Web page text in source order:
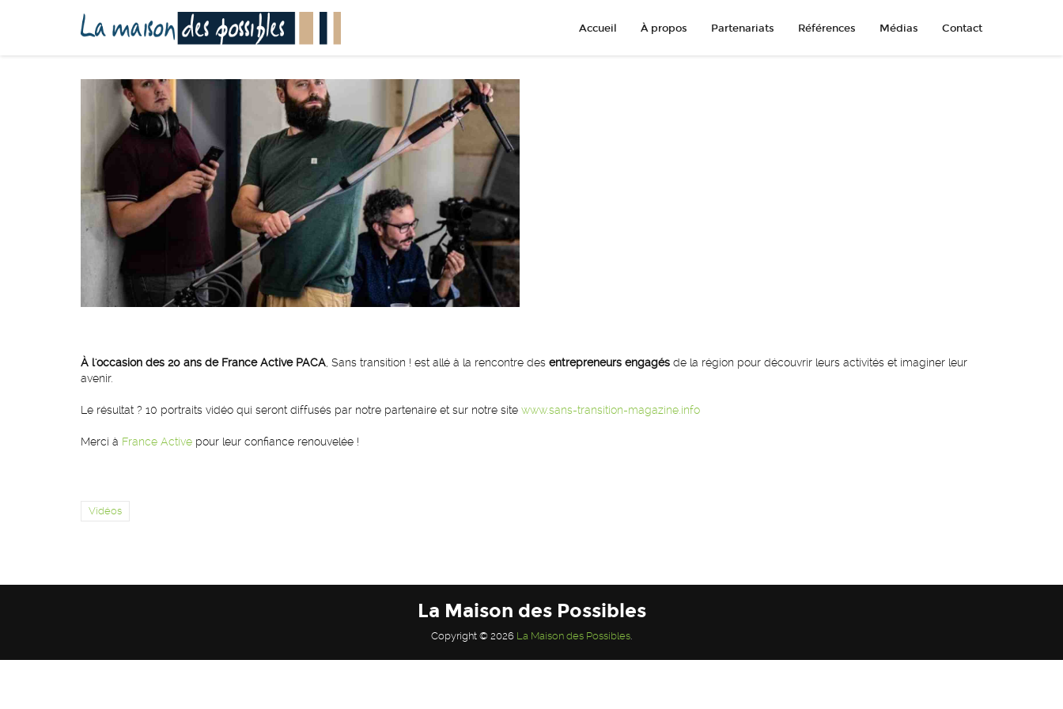
Accueil À propos Partenariats Références Médias Contact
À l'occasion des 20 ans de France Active PACA , Sans transition ! est allé à la rencontre des entrepreneurs engagés de la région pour découvrir leurs activités et imaginer leur
avenir.
Le résultat ? 10 portraits vidéo qui seront diffusés par notre partenaire et sur notre site www.sans-transition-magazine.info
Merci à France Active pour leur confiance renouvelée !
Vidéos
La Maison des Possibles
Copyright © 2026 La Maison des Possibles